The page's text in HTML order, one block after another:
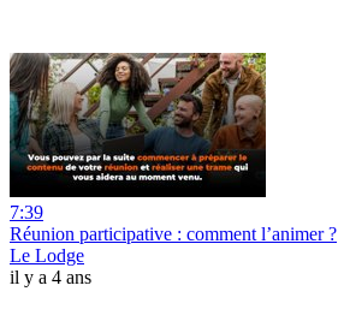
7:39
Réunion participative : comment l’animer ?
Le Lodge
il y a 4 ans